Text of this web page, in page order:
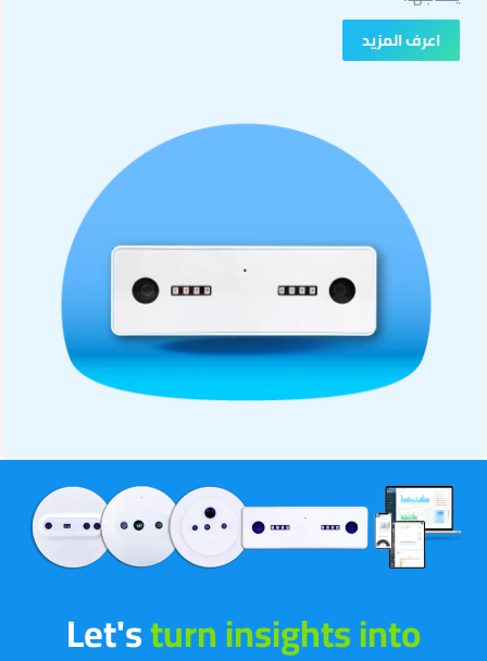
اعرف المزيد
Let'stu|together!